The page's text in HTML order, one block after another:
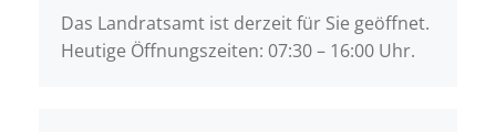
Das Landratsamt ist derzeit für Sie geöffnet.
Heutige Öffnungszeiten: 07:30 – 16:00 Uhr.